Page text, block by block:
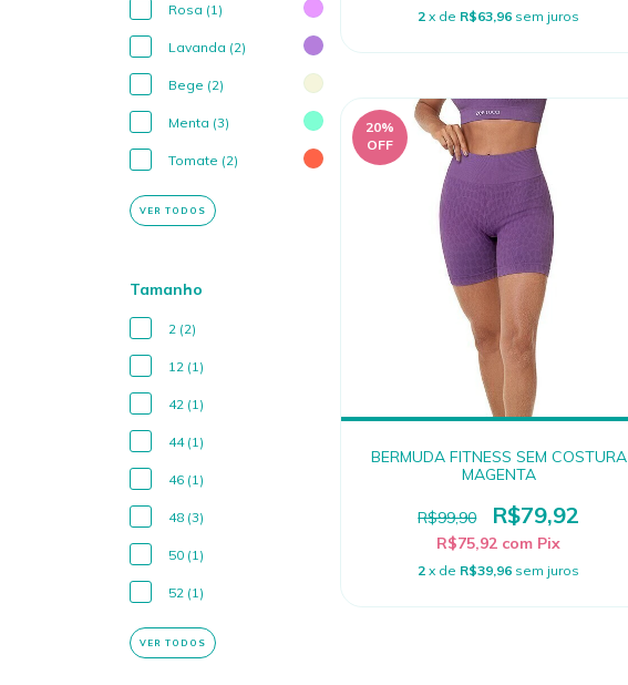
Rosa (1)
Lavanda (2)
Bege (2)
Menta (3)
Tomate (2)
VER TODOS
Tamanho
2 (2)
12 (1)
42 (1)
44 (1)
46 (1)
48 (3)
50 (1)
52 (1)
VER TODOS
2 x de R$63,96 sem juros
20%
OFF
BERMUDA FITNESS SEM COSTURA
MAGENTA
R$99,90 R$79,92
R$75,92 com Pix
2 x de R$39,96 sem juros